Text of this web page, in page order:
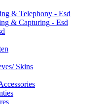
& Telephony - Esd
& Capturing - Esd
Skins